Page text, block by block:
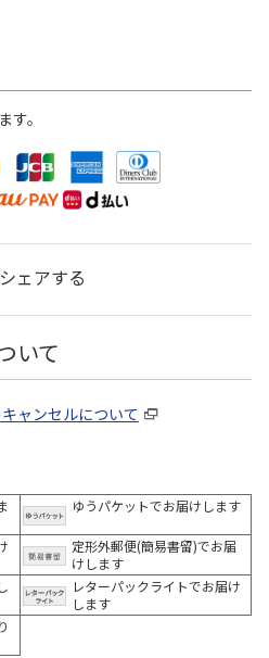
。
シェアする
いて
ャンセルについて
ゆうパケットでお届けします
定形外郵便(簡易書留)でお届
けします
レターパックライトでお届け
します